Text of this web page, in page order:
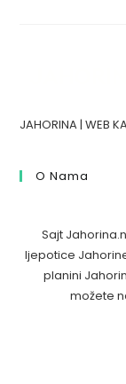
JAHORINA |WEB
O Nama
Sajt
ljepotice
planini
možete